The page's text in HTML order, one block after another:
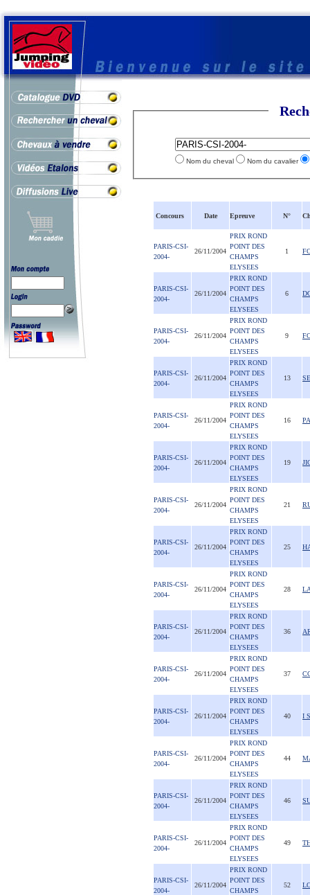
Nom du cheval Nom du cavalier
Concours Date Epreuve N°
PARIS-CSI-
2004-
26/11/2004
PRIX ROND
POINT DES
CHAMPS
ELYSEES
1
PARIS-CSI-
2004-
26/11/2004
PRIX ROND
POINT DES
CHAMPS
ELYSEES
6
PARIS-CSI-
2004-
26/11/2004
PRIX ROND
POINT DES
CHAMPS
ELYSEES
9
PARIS-CSI-
2004-
26/11/2004
PRIX ROND
POINT DES
CHAMPS
ELYSEES
13
PARIS-CSI-
2004-
26/11/2004
PRIX ROND
POINT DES
CHAMPS
ELYSEES
16
PARIS-CSI-
2004-
26/11/2004
PRIX ROND
POINT DES
CHAMPS
ELYSEES
19
PARIS-CSI-
2004-
26/11/2004
PRIX ROND
POINT DES
CHAMPS
ELYSEES
21
PARIS-CSI-
2004-
26/11/2004
PRIX ROND
POINT DES
CHAMPS
ELYSEES
25
PARIS-CSI-
2004-
26/11/2004
PRIX ROND
POINT DES
CHAMPS
ELYSEES
28
PARIS-CSI-
2004-
26/11/2004
PRIX ROND
POINT DES
CHAMPS
ELYSEES
36
PARIS-CSI-
2004-
26/11/2004
PRIX ROND
POINT DES
CHAMPS
ELYSEES
37
PARIS-CSI-
2004-
26/11/2004
PRIX ROND
POINT DES
CHAMPS
ELYSEES
40 I
PARIS-CSI-
2004-
26/11/2004
PRIX ROND
POINT DES
CHAMPS
ELYSEES
44
PARIS-CSI-
2004-
26/11/2004
PRIX ROND
POINT DES
CHAMPS
ELYSEES
46
PARIS-CSI-
2004-
26/11/2004
PRIX ROND
POINT DES
CHAMPS
ELYSEES
49
PARIS-CSI-
2004-
26/11/2004
PRIX ROND
POINT DES
CHAMPS
52